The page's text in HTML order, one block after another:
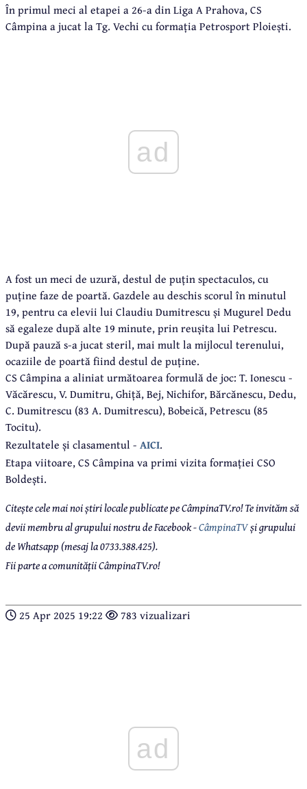
În primul meci al etapei a 26-a din Liga A Prahova, CS
Câmpina a jucat la Tg. Vechi cu formația Petrosport Ploiești.
ad
A fost un meci de uzură, destul de puțin spectaculos, cu
puține faze de poartă. Gazdele au deschis scorul în minutul
19, pentru ca elevii lui Claudiu Dumitrescu și Mugurel Dedu
să egaleze după alte 19 minute, prin reușita lui Petrescu.
După pauză s-a jucat steril, mai mult la mijlocul terenului,
ocaziile de poartă fiind destul de puține.
CS Câmpina a aliniat următoarea formulă de joc: T. Ionescu -
Văcărescu, V. Dumitru, Ghiță, Bej, Nichifor, Bărcănescu, Dedu,
C. Dumitrescu (83 A. Dumitrescu), Bobeică, Petrescu (85
Tocitu).
Rezultatele și clasamentul - AICI.
Etapa viitoare, CS Câmpina va primi vizita formației CSO
Boldești.
Citește cele mai noi știri locale publicate pe CâmpinaTV.ro! Te invităm să
devii membru al grupului nostru de Facebook -CâmpinaTVși grupului
de Whatsapp (mesaj la 0733.388.425).
Fii parte a comunității CâmpinaTV.ro!
25 Apr 2025 19:22 783 vizualizari
ad